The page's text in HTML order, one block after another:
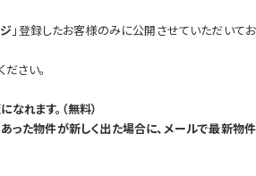
」登録したお客様のみに公開させていただいてお
さい。
れます。（無料）
あった物件が新しく出た場合に、メールで最新物件